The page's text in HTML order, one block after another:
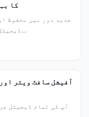
کا
جدید دور میں محفوظ
ڈیجیٹل دور میں، جہاں ہر کام اسمارٹ فون...